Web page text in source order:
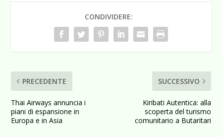
CONDIVIDERE:
PRECEDENTE
Thai Airways annuncia i
piani di espansione in
Europa e in Asia
SUCCESSIVO
Kiribati Autentica: alla
scoperta del turismo
comunitario a Butaritari